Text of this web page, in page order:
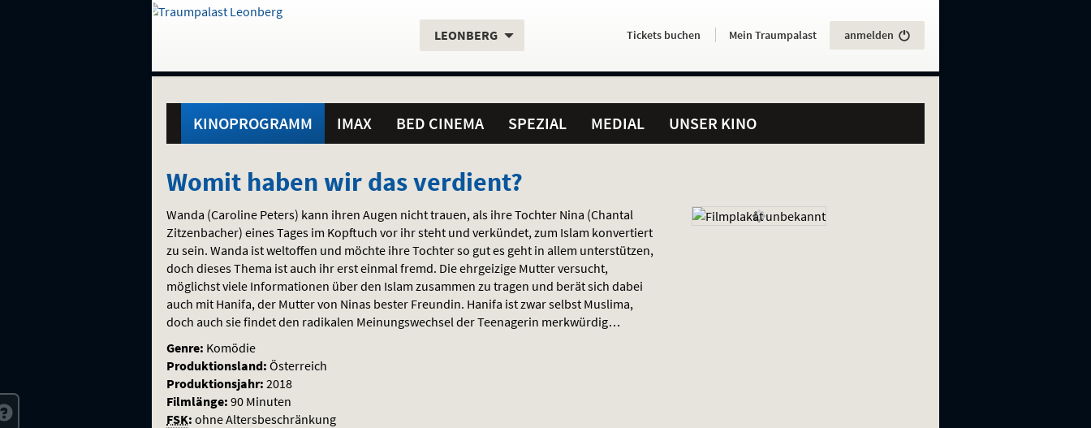
direkt
Inhalt
Menü
und
Gehe
Standortauswahl
Aktueller
LEONBERG. Servicefunktionen
Aktuelles
HierTickets buchen . Mein Traumpalast anmelden
KINOPROGRAMM IMAX BED CINEMA SPEZIAL MEDIAL UNSER KINO
Womit
haben
wir
das
verdient?
Womit haben wir das verdient?
Wanda (Caroline Peters) kann ihren Augen nicht trauen, als ihre Tochter Nina (Chantal
Zitzenbacher) eines Tages im Kopftuch vor ihr steht und verkündet, zum Islam konvertiert
zu sein. Wanda ist weltoffen und möchte ihre Tochter so gut es geht in allem unterstützen,
doch dieses Thema ist auch ihr erst einmal fremd. Die ehrgeizige Mutter versucht,
möglichst viele Informationen über den Islam zusammen zu tragen und berät sich dabei
auch mit Hanifa, der Mutter von Ninas bester Freundin. Hanifa ist zwar selbst Muslima,
doch auch sie findet den radikalen Meinungswechsel der Teenagerin merkwürdig…
Genre: Komödie
Produktionsland: Österreich
Produktionsjahr: 2018
Filmlänge: 90 Minuten
FSK: ohne Altersbeschränkung